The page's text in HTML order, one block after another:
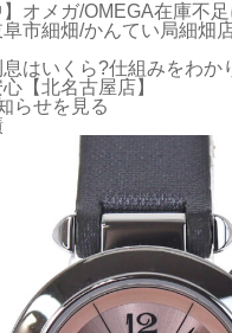
】オメガ/OMEGA在庫不
市細畑/かんてい局細畑
はいくら?仕組みをわか
【北名古屋店】
らせを見る